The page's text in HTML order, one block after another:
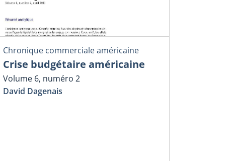
Chronique commerciale américaine
Crise budgétaire américaine
Volume 6, numéro 2
David Dagenais